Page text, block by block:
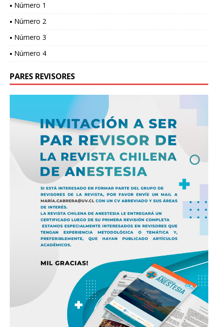
▪ Número 1
▪ Número 2
▪ Número 3
▪ Número 4
PARES REVISORES